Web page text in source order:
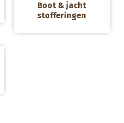
Boot & jacht
stofferingen